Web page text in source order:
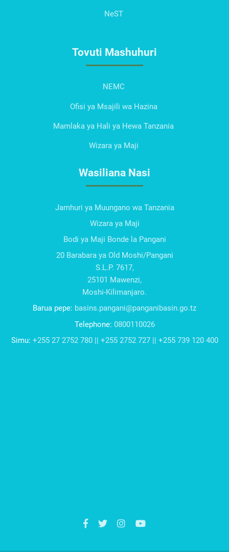
NeST
Tovuti Mashuhuri
NEMC
Ofisi ya Msajili wa Hazina
Mamlaka ya Hali ya Hewa Tanzania
Wizara ya Maji
Wasiliana Nasi
Jamhuri ya Muungano wa Tanzania
Wizara ya Maji
Bodi ya Maji Bonde la Pangani
20 Barabara ya Old Moshi/Pangani
S.L.P. 7617,
25101 Mawenzi,
Moshi-Kilimanjaro.
Barua pepe: basins.pangani@panganibasin.go.tz
Telephone: 0800110026
Simu: +255 27 2752 780 || +255 2752 727 || +255 739 120 400